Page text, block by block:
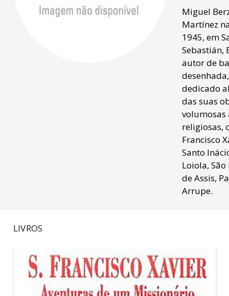
Miguel
Martínez
1945, em
Sebastián,
autor de
dedicado
das suas
volumosas
religiosas,
Francisco
Santo
Loiola, São
de Assis,
Arrupe.
LIVROS